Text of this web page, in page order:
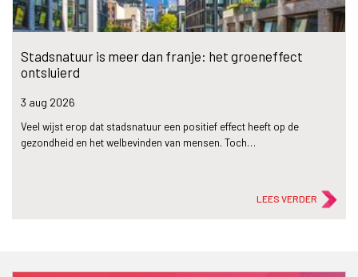
Stadsnatuur is meer dan franje: het groeneffect
ontsluierd
3 aug 2026
Veel wijst erop dat stadsnatuur een positief effect heeft op de
gezondheid en het welbevinden van mensen. Toch…
LEES VERDER